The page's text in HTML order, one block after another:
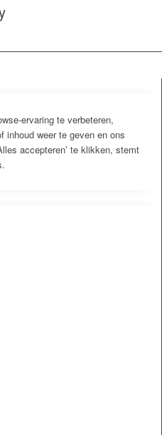
ervaring te verbeteren,
inhoud weer te geven en ons
accepteren’ te klikken, stemt